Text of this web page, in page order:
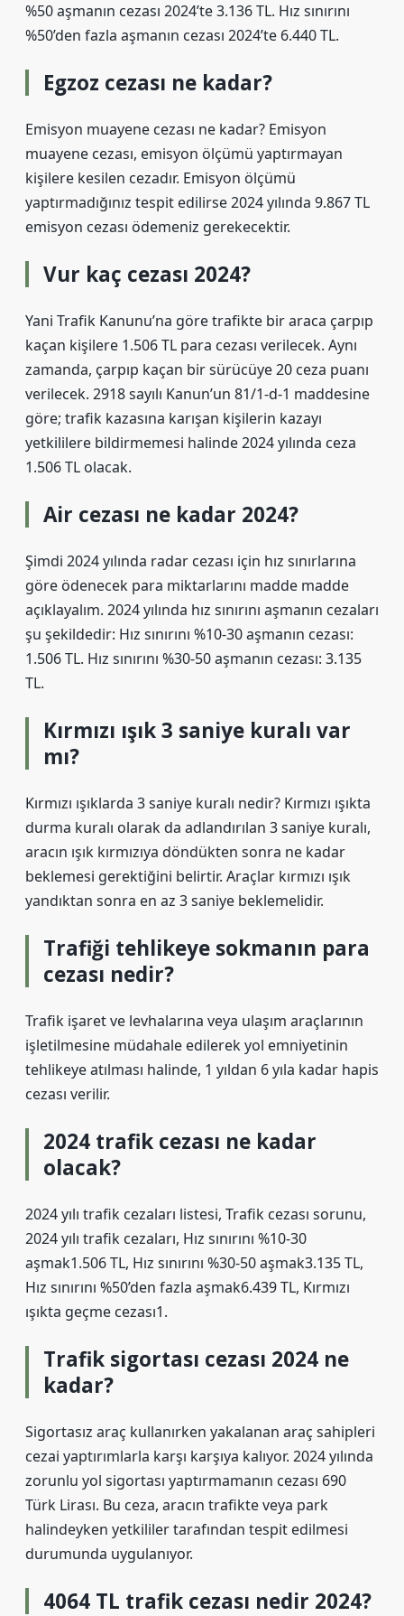
%50 aşmanın cezası 2024’te 3.136 TL. Hız sınırını
%50’den fazla aşmanın cezası 2024’te 6.440 TL.
Egzoz cezası ne kadar?
Emisyon muayene cezası ne kadar? Emisyon
muayene cezası, emisyon ölçümü yaptırmayan
kişilere kesilen cezadır. Emisyon ölçümü
yaptırmadığınız tespit edilirse 2024 yılında 9.867 TL
emisyon cezası ödemeniz gerekecektir.
Vur kaç cezası 2024?
Yani Trafik Kanunu’na göre trafikte bir araca çarpıp
kaçan kişilere 1.506 TL para cezası verilecek. Aynı
zamanda, çarpıp kaçan bir sürücüye 20 ceza puanı
verilecek. 2918 sayılı Kanun’un 81/1-d-1 maddesine
göre; trafik kazasına karışan kişilerin kazayı
yetkililere bildirmemesi halinde 2024 yılında ceza
1.506 TL olacak.
Air cezası ne kadar 2024?
Şimdi 2024 yılında radar cezası için hız sınırlarına
göre ödenecek para miktarlarını madde madde
açıklayalım. 2024 yılında hız sınırını aşmanın cezaları
şu şekildedir: Hız sınırını %10-30 aşmanın cezası:
1.506 TL. Hız sınırını %30-50 aşmanın cezası: 3.135
TL.
Kırmızı ışık 3 saniye kuralı var
mı?
Kırmızı ışıklarda 3 saniye kuralı nedir? Kırmızı ışıkta
durma kuralı olarak da adlandırılan 3 saniye kuralı,
aracın ışık kırmızıya döndükten sonra ne kadar
beklemesi gerektiğini belirtir. Araçlar kırmızı ışık
yandıktan sonra en az 3 saniye beklemelidir.
Trafiği tehlikeye sokmanın para
cezası nedir?
Trafik işaret ve levhalarına veya ulaşım araçlarının
işletilmesine müdahale edilerek yol emniyetinin
tehlikeye atılması halinde, 1 yıldan 6 yıla kadar hapis
cezası verilir.
2024 trafik cezası ne kadar
olacak?
2024 yılı trafik cezaları listesi, Trafik cezası sorunu,
2024 yılı trafik cezaları, Hız sınırını %10-30
aşmak1.506 TL, Hız sınırını %30-50 aşmak3.135 TL,
Hız sınırını %50’den fazla aşmak6.439 TL, Kırmızı
ışıkta geçme cezası1.
Trafik sigortası cezası 2024 ne
kadar?
Sigortasız araç kullanırken yakalanan araç sahipleri
cezai yaptırımlarla karşı karşıya kalıyor. 2024 yılında
zorunlu yol sigortası yaptırmamanın cezası 690
Türk Lirası. Bu ceza, aracın trafikte veya park
halindeyken yetkililer tarafından tespit edilmesi
durumunda uygulanıyor.
4064 TL trafik cezası nedir 2024?